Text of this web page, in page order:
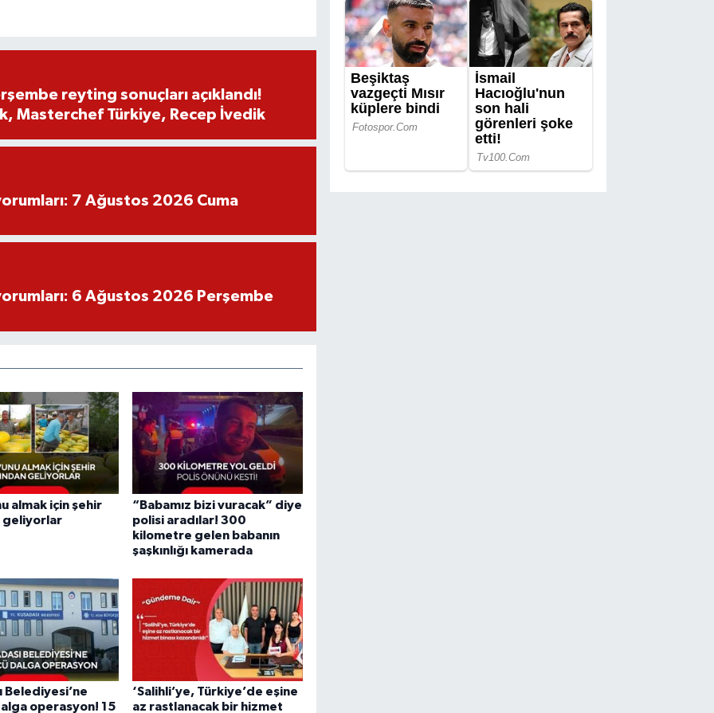
reyting sonuçları açıklandı!
Masterchef Türkiye, Recep İvedik
7 Ağustos 2026 Cuma
6 Ağustos 2026 Perşembe
almak için şehir
geliyorlar
“Babamız bizi vuracak” diye
polisi aradılar! 300
kilometre gelen babanın
şaşkınlığı kamerada
Belediyesi’ne
operasyon! 15
‘Salihli’ye, Türkiye’de eşine
az rastlanacak bir hizmet